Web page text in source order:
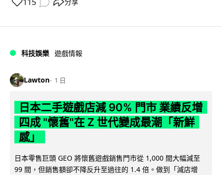
科技娛樂 遊戲情報
Lawton 1 日
日本二手遊戲店減 90% 門市 業績反增
四成 "懷舊"在 Z 世代變成最潮「新鮮
感」
日本零售巨頭 GEO 將懷舊遊戲銷售門市從 1,000 間大幅減至
99 間，但銷售額卻不降反升至過往的 1.4 倍。做到「減店增